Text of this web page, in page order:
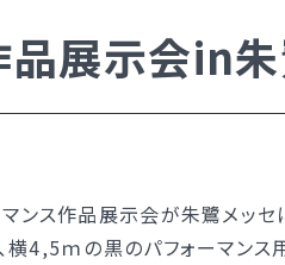
日程・手続き文書
ープンスクール
展示会in朱
ス作品展示会が朱鷺メッセ
横4,5ｍの黒のパフォーマン